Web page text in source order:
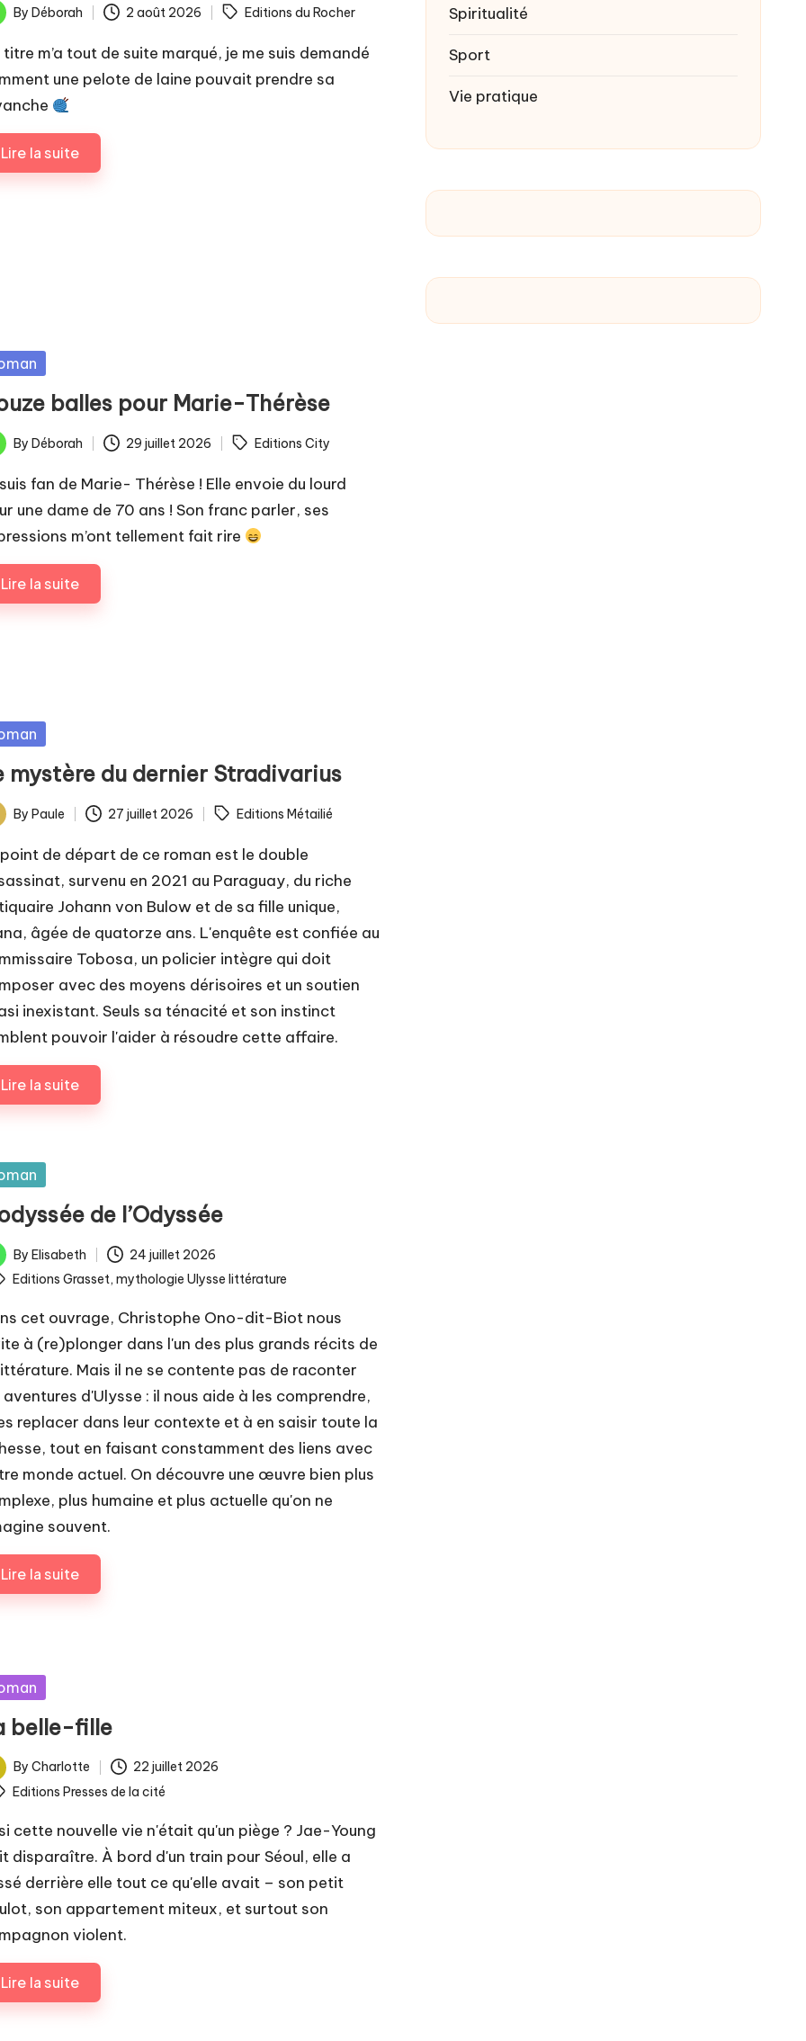
By Déborah 2 août 2026 Editions du Rocher
titre m’a tout de suite marqué, je me suis demandé
une pelote de laine pouvait prendre sa
Lire la suite
balles pour Marie-Thérèse
By Déborah 29 juillet 2026 Editions City
fan de Marie- Thérèse ! Elle envoie du lourd
une dame de 70 ans ! Son franc parler, ses
m’ont tellement fait rire
Lire la suite
mystère du dernier Stradivarius
By Paule 27 juillet 2026 Editions Métailié
de départ de ce roman est le double
survenu en 2021 au Paraguay, du riche
Johann von Bulow et de sa fille unique,
âgée de quatorze ans. L'enquête est confiée au
Tobosa, un policier intègre qui doit
avec des moyens dérisoires et un soutien
inexistant. Seuls sa ténacité et son instinct
pouvoir l'aider à résoudre cette affaire.
Lire la suite
de l’Odyssée
By Elisabeth 24 juillet 2026
Editions Grasset, mythologie Ulysse littérature
cet ouvrage, Christophe Ono-dit-Biot nous
à (re)plonger dans l'un des plus grands récits de
Mais il ne se contente pas de raconter
aventures d'Ulysse : il nous aide à les comprendre,
replacer dans leur contexte et à en saisir toute la
tout en faisant constamment des liens avec
monde actuel. On découvre une œuvre bien plus
plus humaine et plus actuelle qu'on ne
souvent.
Lire la suite
belle-fille
By Charlotte 22 juillet 2026
Editions Presses de la cité
cette nouvelle vie n'était qu'un piège ? Jae-Young
disparaître. À bord d'un train pour Séoul, elle a
derrière elle tout ce qu'elle avait – son petit
son appartement miteux, et surtout son
violent.
Lire la suite
Spiritualité
Sport
Vie pratique